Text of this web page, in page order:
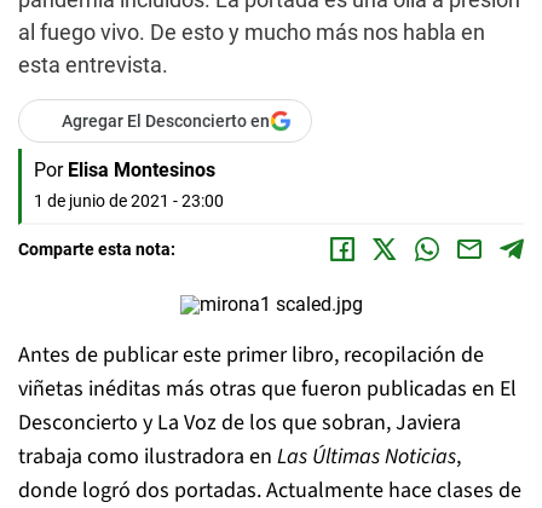
al fuego vivo. De esto y mucho más nos habla en
esta entrevista.
Agregar El Desconcierto en
Por Elisa Montesinos
1 de junio de 2021 - 23:00
Comparte esta nota:
Antes de publicar este primer libro, recopilación de
viñetas inéditas más otras que fueron publicadas en El
Desconcierto y La Voz de los que sobran, Javiera
trabaja como ilustradora en Las Últimas Noticias,
donde logró dos portadas. Actualmente hace clases de